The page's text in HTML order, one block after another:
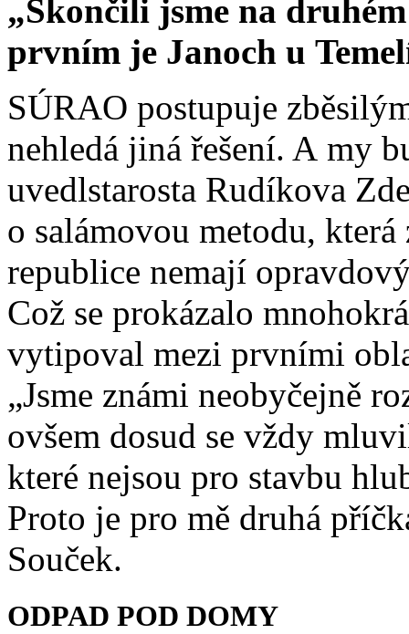
„Skončili jsme na
prvním je Janoch u
SÚRAO postupuje
nehledá jiná řešení. A my
uvedlstarosta Rudíkova
o salámovou metodu,
republice nemají
Což se prokázalo
vytipoval mezi prvními
„Jsme známi neobyčejně
ovšem dosud se vždy
které nejsou pro stavbu
Proto je pro mě druhá
Souček.
ODPAD POD DOMY